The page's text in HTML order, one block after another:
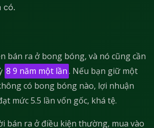
có.
bán ra ở bong bóng, và nó cũng cần
8 9 năm một lần. Nếu bạn giữ một
có bong bóng nào, lợi nhuận
mức 5.5 lần vốn gốc, khá tệ.
bán ra ở điều kiện thường, mua vào